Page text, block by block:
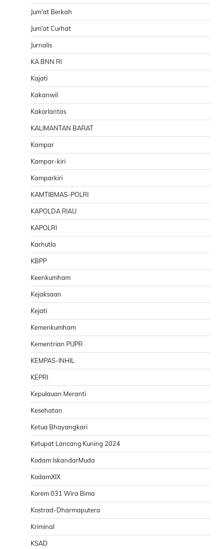
Jum'at Berkah
Jum'at Curhat
Jurnalis
KA BNN RI
Kajati
Kakanwil
Kakorlantas
KALIMANTAN BARAT
Kampar
Kampar-kiri
Kamparkiri
KAMTIBMAS-POLRI
KAPOLDA RIAU
KAPOLRI
Karhutla
KBPP
Keenkumham
Kejaksaan
Kejati
Kemenkumham
Kementrian PUPR
KEMPAS-INHIL
KEPRI
Kepulauan Meranti
Kesehatan
Ketua Bhayangkari
Ketupat Lancang Kuning 2024
Kodam IskandarMuda
KodamXIX
Korem 031 Wira Bima
Kostrad-Dharmaputera
Kriminal
KSAD